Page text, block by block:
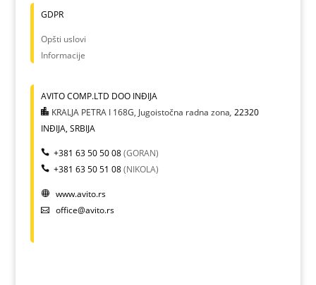
GDPR
Opšti uslovi
Informacije
AVITO COMP.LTD DOO INĐIJA
KRALJA PETRA I 168G, Jugoistočna radna zona, 22320
INĐIJA, SRBIJA
+381 63 50 50 08(GORAN)
+381 63 50 51 08(NIKOLA)
www.avito.rs
office@avito.rs